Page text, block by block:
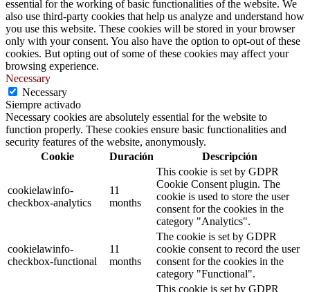
essential for the working of basic functionalities of the website. We
also use third-party cookies that help us analyze and understand how
you use this website. These cookies will be stored in your browser
only with your consent. You also have the option to opt-out of these
cookies. But opting out of some of these cookies may affect your
browsing experience.
Necessary
Necessary
Siempre activado
Necessary cookies are absolutely essential for the website to
function properly. These cookies ensure basic functionalities and
security features of the website, anonymously.
Cookie
Duración Descripción
cookielawinfo-
checkbox-analytics
11
months
This cookie is set by GDPR
Cookie Consent plugin. The
cookie is used to store the user
consent for the cookies in the
category "Analytics".
cookielawinfo-
checkbox-functional
11
months
The cookie is set by GDPR
cookie consent to record the user
consent for the cookies in the
category "Functional".
This cookie is set by GDPR